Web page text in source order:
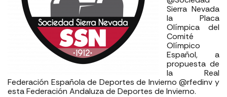
Sierra Nevada
la Placa
Olímpica del
Comité
Olímpico
Español, a
propuesta de
la Real
Federación Española de Deportes de Invierno @rfedinv y
esta Federación Andaluza de Deportes de Invierno.⁣